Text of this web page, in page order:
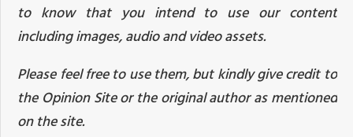
to know that you intend to use our content
including images, audio and video assets.
Please feel free to use them, but kindly give credit to
the Opinion Site or the original author as mentioned
on the site.